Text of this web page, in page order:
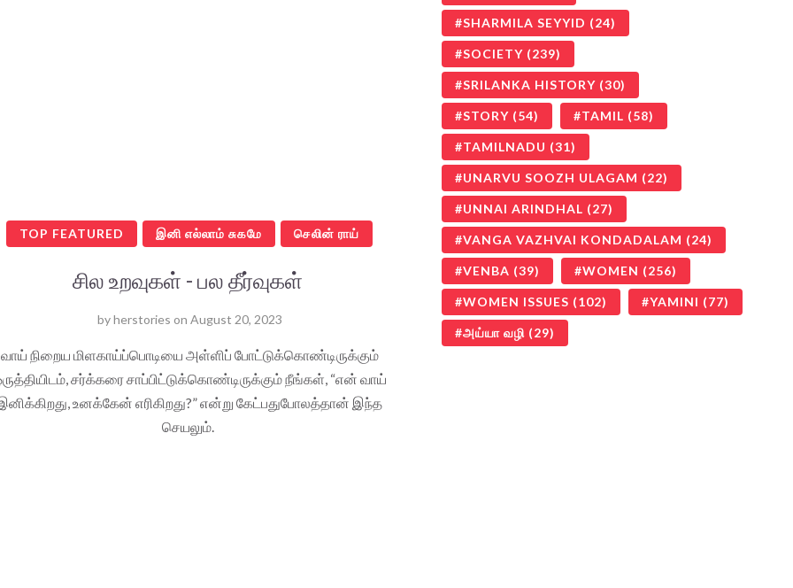
TOP FEATURED இனி எல்லாம் சுகமே செலின் ராய்
சில உறவுகள் - பல தீர்வுகள்
byherstories on August 20, 2023
வாய் நிறைய மிளகாய்ப்பொடியை அள்ளிப் போட்டுக்கொண்டிருக்கும்
சர்க்கரை சாப்பிட்டுக்கொண்டிருக்கும் நீங்கள், “என் வாய்
உனக்கேன் எரிகிறது?” என்று கேட்பதுபோலத்தான் இந்த
செயலும்.
SHARMILA SEYYID (24)
SOCIETY (239)
SRILANKA HISTORY (30)
STORY (54) TAMIL (58)
TAMILNADU (31)
UNARVU SOOZH ULAGAM (22)
UNNAI ARINDHAL (27)
VANGA VAZHVAI KONDADALAM (24)
VENBA (39) WOMEN (256)
WOMEN ISSUES (102) YAMINI (77)
அய்யா வழி (29)